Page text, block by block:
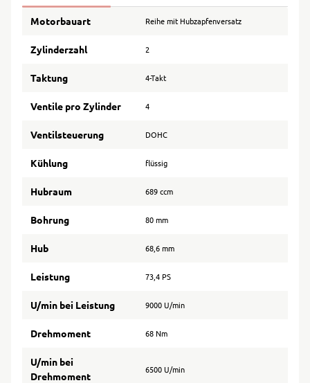
Motorbauart Reihe mit Hubzapfenversatz
Zylinderzahl 2
Taktung 4-Takt
Ventile pro Zylinder 4
Ventilsteuerung DOHC
Kühlung flüssig
Hubraum 689 ccm
Bohrung 80 mm
Hub 68,6 mm
Leistung 73,4 PS
U/min bei Leistung 9000 U/min
Drehmoment 68 Nm
U/min bei
Drehmoment
6500 U/min